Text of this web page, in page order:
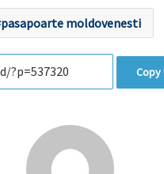
pasapoarte moldovenesti
Copy